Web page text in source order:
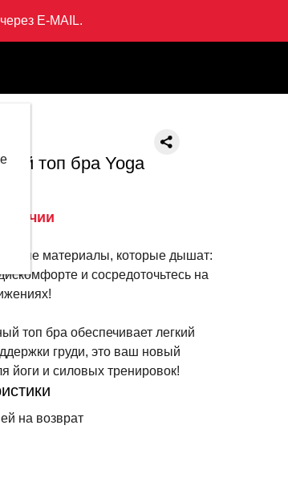
E-MAIL.
топ бра Yoga
материалы, которые дышат:
и сосредоточьтесь на
топ бра обеспечивает легкий
груди, это ваш новый
йоги и силовых тренировок!
на возврат